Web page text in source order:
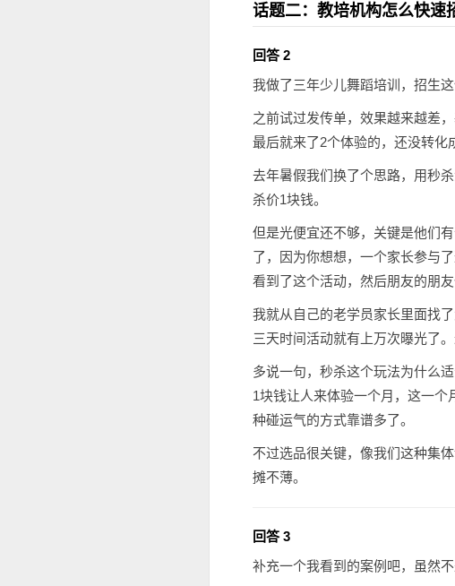
话题二：教培机构怎么快速
回答 2
我做了三年少儿舞蹈培训，招生这
之前试过发传单，效果越来越差
最后就来了2个体验的，还没转化
去年暑假我们换了个思路，用秒
杀价1块钱。
但是光便宜还不够，关键是他们
了，因为你想想，一个家长参与
看到了这个活动，然后朋友的朋
我就从自己的老学员家长里面找
三天时间活动就有上万次曝光了
多说一句，秒杀这个玩法为什么
1块钱让人来体验一个月，这一
种碰运气的方式靠谱多了。
不过选品很关键，像我们这种集
摊不薄。
回答 3
补充一个我看到的案例吧，虽然不